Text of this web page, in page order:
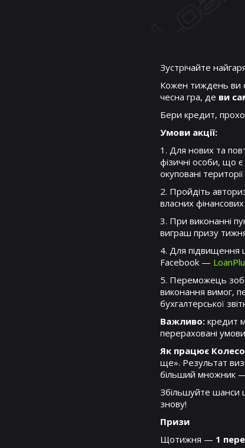
Зустрічайте
Кожен тиждень ви
чесна гра, де ви
Бери кредит,
Умови акції:
1. Для нових та
фізичні особи, що
окуповані
2. Пройдіть
власних
3. При виконанні
виграш призу
4. Для підвищення
Facebook —
5. Переможець
виконання вимог,
бухгалтерської
Важливо: кредит
перераховані
Як працює
ще». Результат
більший множник
Збільшуйте шанси
знову!
Призи
Щотижня — 1